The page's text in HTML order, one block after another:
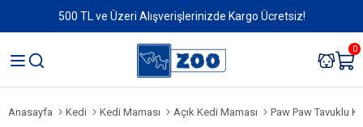
500 TL ve Üzeri Alışverişlerinizde Kargo Ücretsiz!
0
Anasayfa Kedi Kedi Maması Açık Kedi Maması Paw Paw Tavuklu